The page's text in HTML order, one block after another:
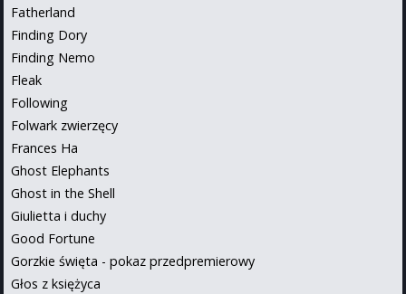
Fatherland
Finding Dory
Finding Nemo
Fleak
Following
Folwark zwierzęcy
Frances Ha
Ghost Elephants
Ghost in the Shell
Giulietta i duchy
Good Fortune
Gorzkie święta - pokaz przedpremierowy
Głos z księżyca